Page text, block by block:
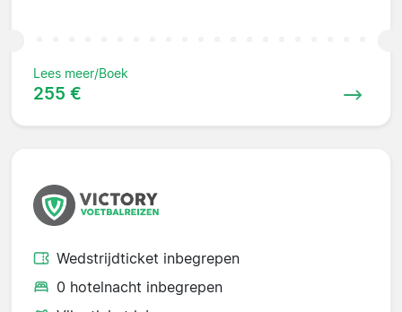
Lees meer/Boek
255 €
Wedstrijdticket inbegrepen
0 hotelnacht inbegrepen